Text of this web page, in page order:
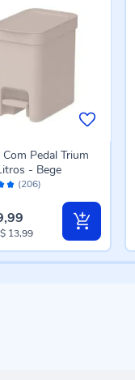
(206)
Com Pedal Trium
- Bege
13,99